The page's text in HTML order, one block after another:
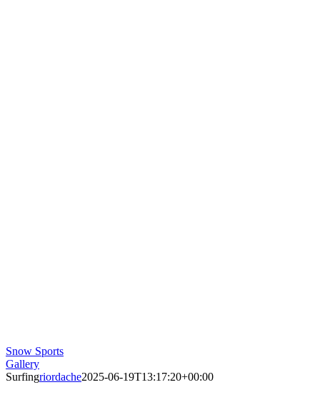
Snow Sports
Gallery
Surfingriordache2025-06-19T13:17:20+00:00